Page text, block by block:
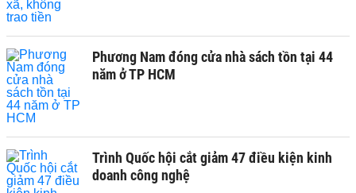
Phương Nam đóng cửa nhà sách tồn tại 44
năm ở TP HCM
Trình Quốc hội cắt giảm 47 điều kiện kinh
doanh công nghệ